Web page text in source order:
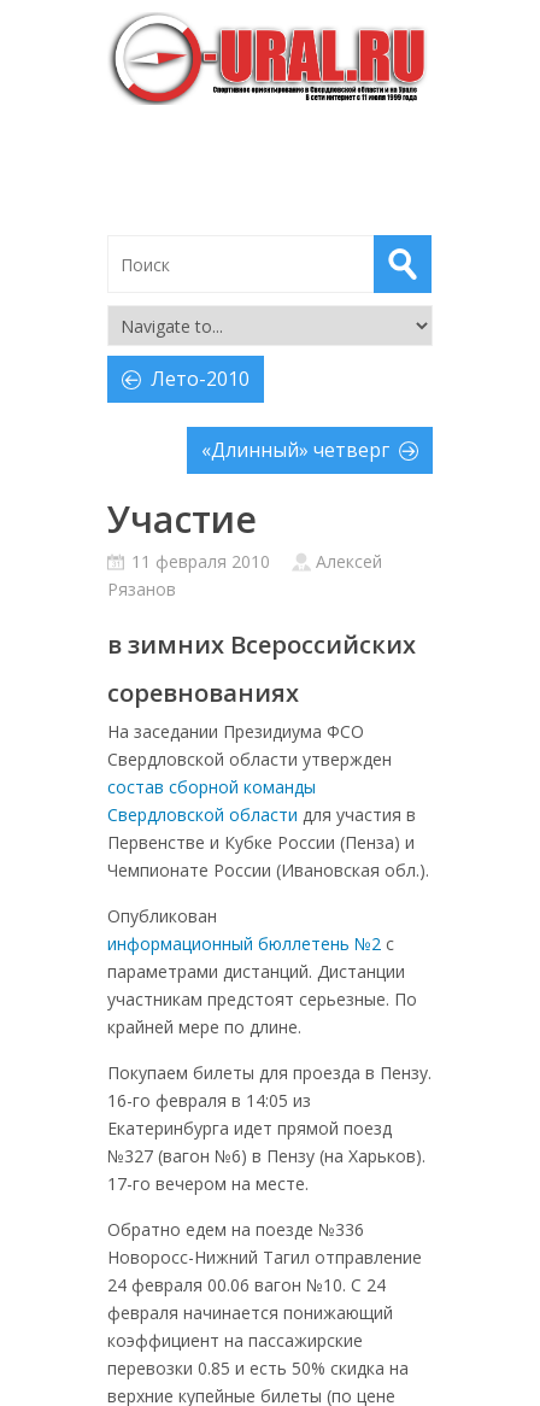
Лето-2010
«Длинный» четверг
Участие
11 февраля 2010
Алексей
Рязанов
в зимних Всероссийских
соревнованиях
На заседании Президиума ФСО
Свердловской области утвержден
состав сборной команды
Свердловской области для участия в
Первенстве и Кубке России (Пенза) и
Чемпионате России (Ивановская обл.).
Опубликован
информационный бюллетень №2 с
параметрами дистанций. Дистанции
участникам предстоят серьезные. По
крайней мере по длине.
Покупаем билеты для проезда в Пензу.
16-го февраля в 14:05 из
Екатеринбурга идет прямой поезд
№327 (вагон №6) в Пензу (на Харьков).
17-го вечером на месте.
Обратно едем на поезде №336
Новоросс-Нижний Тагил отправление
24 февраля 00.06 вагон №10. С 24
февраля начинается понижающий
коэффициент на пассажирские
перевозки 0.85 и есть 50% скидка на
верхние купейные билеты (по цене